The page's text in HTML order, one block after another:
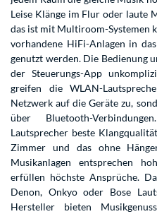
Leise Klänge im Flur oder laute
das ist mit Multiroom-Systemen
vorhandene HiFi-Anlagen in
genutzt werden. Die Bedienung
der Steuerungs-App
greifen die WLAN-
Netzwerk auf die Geräte zu,
über Bluetooth-
Lautsprecher beste
Zimmer und das ohne
Musikanlagen entsprechen
erfüllen höchste Ansprüche.
Denon, Onkyo oder Bose
Hersteller bieten